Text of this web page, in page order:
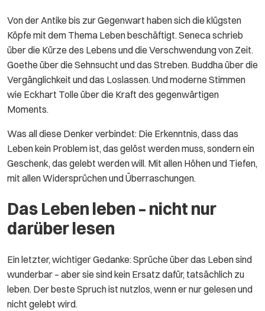
Von der Antike bis zur Gegenwart haben sich die klügsten
Köpfe mit dem Thema Leben beschäftigt. Seneca schrieb
über die Kürze des Lebens und die Verschwendung von Zeit.
Goethe über die Sehnsucht und das Streben. Buddha über die
Vergänglichkeit und das Loslassen. Und moderne Stimmen
wie Eckhart Tolle über die Kraft des gegenwärtigen
Moments.
Was all diese Denker verbindet: Die Erkenntnis, dass das
Leben kein Problem ist, das gelöst werden muss, sondern ein
Geschenk, das gelebt werden will. Mit allen Höhen und Tiefen,
mit allen Widersprüchen und Überraschungen.
Das Leben leben – nicht nur
darüber lesen
Ein letzter, wichtiger Gedanke: Sprüche über das Leben sind
wunderbar – aber sie sind kein Ersatz dafür, tatsächlich zu
leben. Der beste Spruch ist nutzlos, wenn er nur gelesen und
nicht gelebt wird.